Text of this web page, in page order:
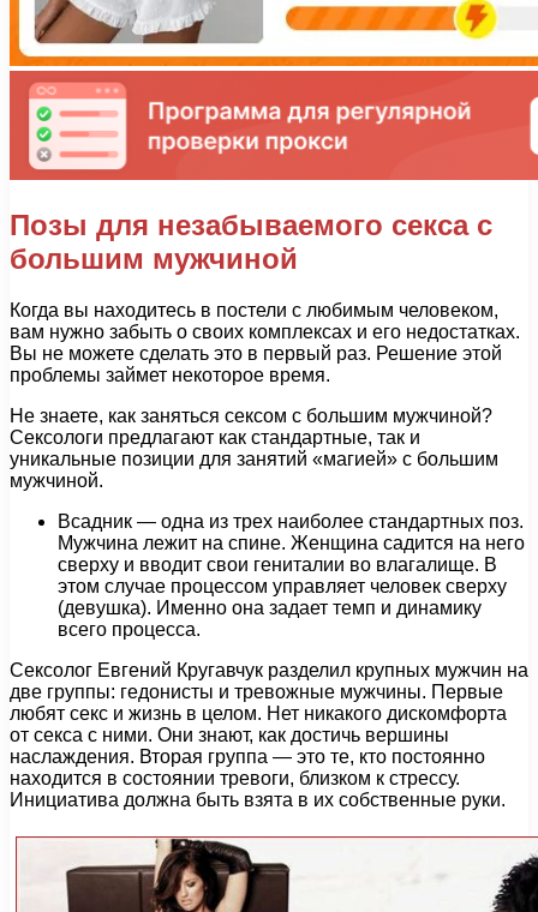
Позы для незабываемого секса с
большим мужчиной
Когда вы находитесь в постели с любимым человеком,
вам нужно забыть о своих комплексах и его недостатках.
Вы не можете сделать это в первый раз. Решение этой
проблемы займет некоторое время.
Не знаете, как заняться сексом с большим мужчиной?
Сексологи предлагают как стандартные, так и
уникальные позиции для занятий «магией» с большим
мужчиной.
Всадник — одна из трех наиболее стандартных поз.
Мужчина лежит на спине. Женщина садится на него
сверху и вводит свои гениталии во влагалище. В
этом случае процессом управляет человек сверху
(девушка). Именно она задает темп и динамику
всего процесса.
Сексолог Евгений Кругавчук разделил крупных мужчин на
две группы: гедонисты и тревожные мужчины. Первые
любят секс и жизнь в целом. Нет никакого дискомфорта
от секса с ними. Они знают, как достичь вершины
наслаждения. Вторая группа — это те, кто постоянно
находится в состоянии тревоги, близком к стрессу.
Инициатива должна быть взята в их собственные руки.